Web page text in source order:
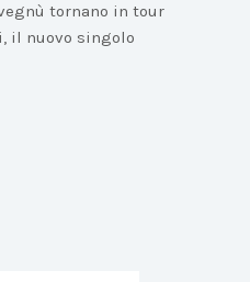
tornano in tour
il nuovo singolo